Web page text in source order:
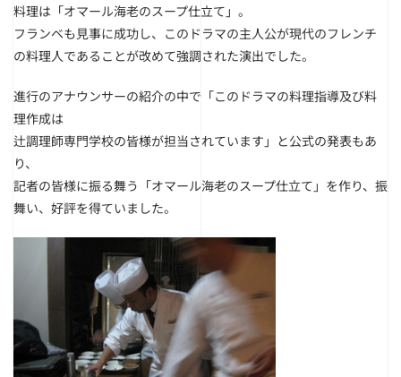
料理は「オマール海老のスープ仕立て」。
フランベも見事に成功し、このドラマの主人公が現代のフレンチ
の料理人であることが改めて強調された演出でした。
進行のアナウンサーの紹介の中で「このドラマの料理指導及び料
理作成は
辻調理師専門学校の皆様が担当されています」と公式の発表もあ
り、
記者の皆様に振る舞う「オマール海老のスープ仕立て」を作り、振
舞い、好評を得ていました。